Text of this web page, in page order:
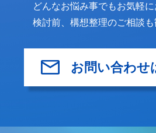
どんなお悩み事でもお気軽に
検討前、構想整理のご相談も
お問い合わせ